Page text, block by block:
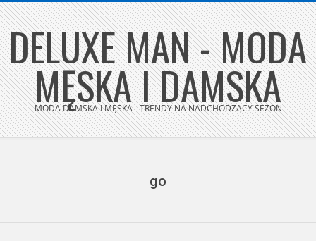
Skip
to
content
DELUXE MAN - MODA
MĘSKA I DAMSKA
MODA DAMSKA I MĘSKA - TRENDY NA NADCHODZĄCY SEZON
go